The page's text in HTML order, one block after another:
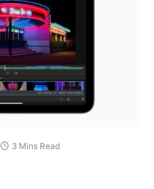
3 Mins Read